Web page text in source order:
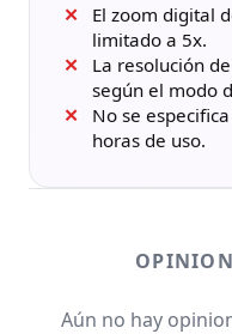
El zoom digital
limitado a 5x.
La resolución
según el modo
No se
horas de uso.
Aún no hay